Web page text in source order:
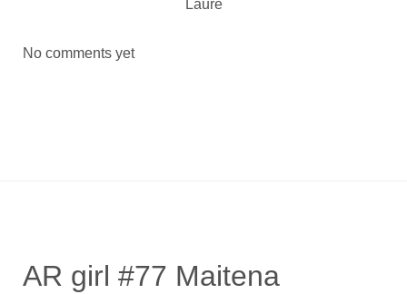
Laure
No comments yet
AR girl #77 Maitena